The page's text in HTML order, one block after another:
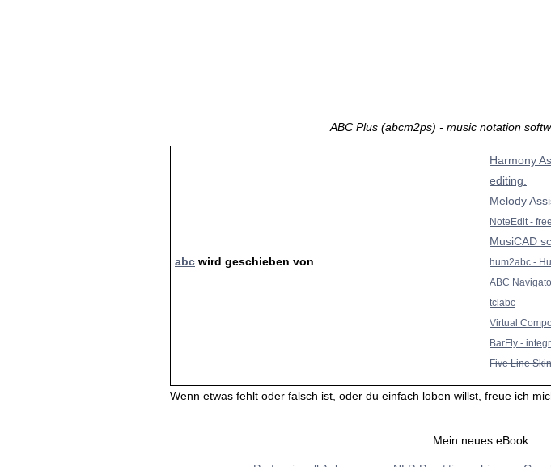
ABC Plus (abcm2ps) - music notation
abc wird geschieben von
Harmony
editing.
Melody
NoteEdit -
MusiCAD
hum2abc -
ABC
tclabc
Virtual
BarFly -
Five Line
Wenn etwas fehlt oder falsch ist, oder du einfach loben willst, freue ich
Mein neues eBook...